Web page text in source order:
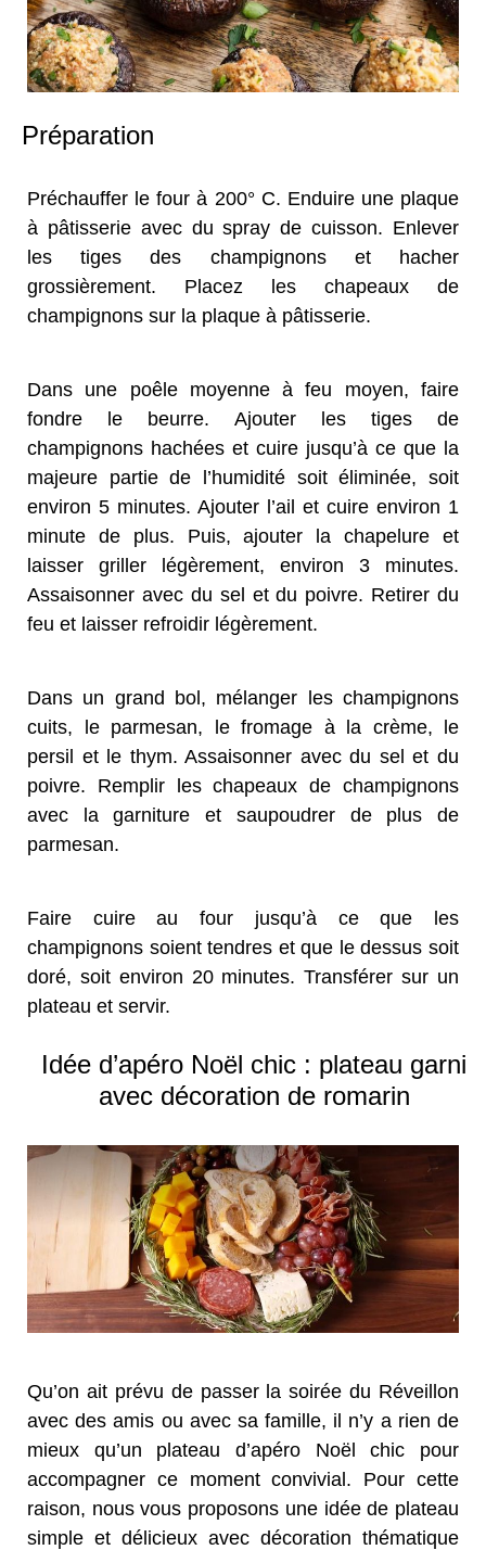
Préparation
Préchauffer le four à 200° C. Enduire une plaque
à pâtisserie avec du spray de cuisson. Enlever
les tiges des champignons et hacher
grossièrement. Placez les chapeaux de
champignons sur la plaque à pâtisserie.
Dans une poêle moyenne à feu moyen, faire
fondre le beurre. Ajouter les tiges de
champignons hachées et cuire jusqu’à ce que la
majeure partie de l’humidité soit éliminée, soit
environ 5 minutes. Ajouter l’ail et cuire environ 1
minute de plus. Puis, ajouter la chapelure et
laisser griller légèrement, environ 3 minutes.
Assaisonner avec du sel et du poivre. Retirer du
feu et laisser refroidir légèrement.
Dans un grand bol, mélanger les champignons
cuits, le parmesan, le fromage à la crème, le
persil et le thym. Assaisonner avec du sel et du
poivre. Remplir les chapeaux de champignons
avec la garniture et saupoudrer de plus de
parmesan.
Faire cuire au four jusqu’à ce que les
champignons soient tendres et que le dessus soit
doré, soit environ 20 minutes. Transférer sur un
plateau et servir.
Idée d’apéro Noël chic : plateau garni
avec décoration de romarin
Qu’on ait prévu de passer la soirée du Réveillon
avec des amis ou avec sa famille, il n’y a rien de
mieux qu’un plateau d’apéro Noël chic pour
accompagner ce moment convivial. Pour cette
raison, nous vous proposons une idée de plateau
simple et délicieux avec décoration thématique